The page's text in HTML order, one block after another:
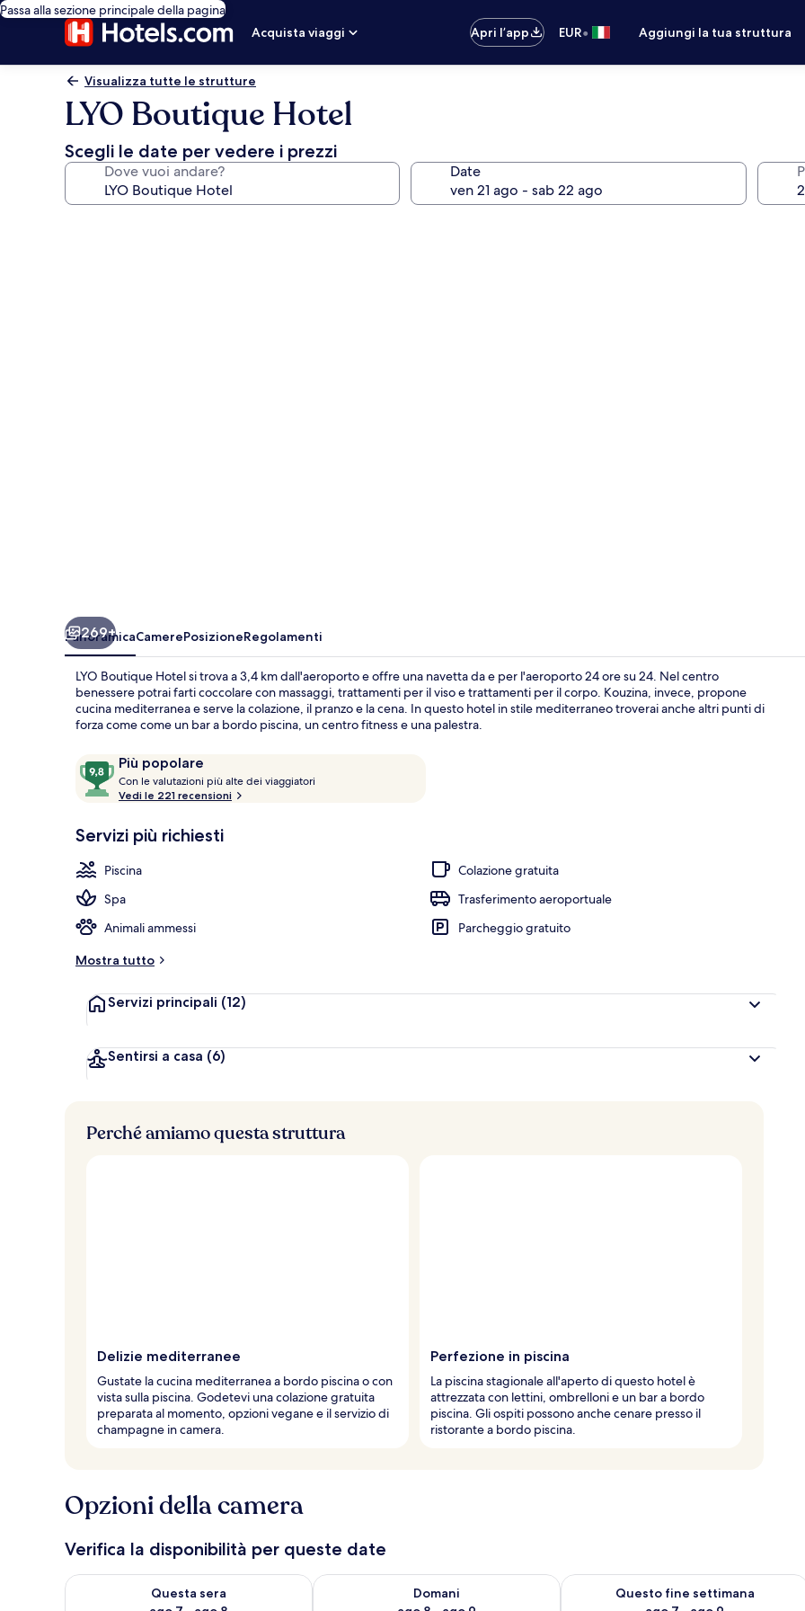
Passa alla sezione principale della pagina
Acquista viaggi
Apri l’app EUR• Aggiungi la tua struttura
Visualizza tutte le strutture
LYO Boutique Hotel
Scegli le date per vedere i prezzi
Dove vuoi andare? Date
269+
PanoramicaCamerePosizioneRegolamenti
LYO Boutique Hotel si trova a 3,4 km dall'aeroporto e offre una navetta da e per l'aeroporto 24 ore su 24. Nel centro
benessere potrai farti coccolare con massaggi, trattamenti per il viso e trattamenti per il corpo. Kouzina, invece, propone
cucina mediterranea e serve la colazione, il pranzo e la cena. In questo hotel in stile mediterraneo troverai anche altri punti di
forza come come un bar a bordo piscina, un centro fitness e una palestra.
RecensioniPiù popolare
9,8
su
10,
popolare
Con le valutazioni più alte dei viaggiatori
z
a
t
Vedi le 221 recensioni
Servizi più richiesti
Piscina
Colazione gratuita
Spa
Trasferimento aeroportuale
Animali ammessi
Parcheggio gratuito
Mostra tutto
Servizi principali (12)
Sentirsi a casa (6)
Perché amiamo questa struttura
Delizie mediterranee
Gustate la cucina mediterranea a bordo piscina o con
vista sulla piscina. Godetevi una colazione gratuita
preparata al momento, opzioni vegane e il servizio di
champagne in camera.
Perfezione in piscina
La piscina stagionale all'aperto di questo hotel è
attrezzata con lettini, ombrelloni e un bar a bordo
piscina. Gli ospiti possono anche cenare presso il
ristorante a bordo piscina.
Opzioni della camera
Verifica la disponibilità per queste date
Questa sera
Verifica la disponibilità per questa sera, ago 7 - ago 8
Domani
Verifica la disponibilità per domani, ago 8 - ago 9
Questo fine settimana
Verifica la disponibilità per questo